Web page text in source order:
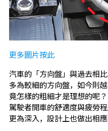
更多圖片按此
汽車的「方向盤」與過去相
多為較細的方向盤，如今則
竟怎樣的粗細才是理想的呢
駕駛者開車的舒適度與疲勞
更為深入，設計上也做出相應